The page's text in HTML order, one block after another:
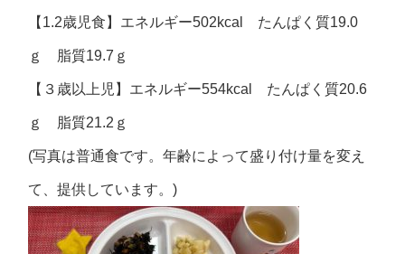
【1.2歳児食】エネルギー502kcal たんぱく質19.0
ｇ 脂質19.7ｇ
【３歳以上児】エネルギー554kcal たんぱく質20.6
ｇ 脂質21.2ｇ
(写真は普通食です。年齢によって盛り付け量を変え
て、提供しています。)